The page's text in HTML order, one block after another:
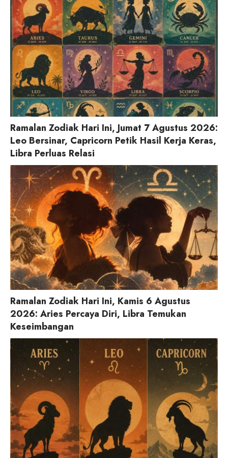
Ramalan Zodiak Hari Ini, Jumat 7 Agustus 2026:
Leo Bersinar, Capricorn Petik Hasil Kerja Keras,
Libra Perluas Relasi
Ramalan Zodiak Hari Ini, Kamis 6 Agustus
2026: Aries Percaya Diri, Libra Temukan
Keseimbangan